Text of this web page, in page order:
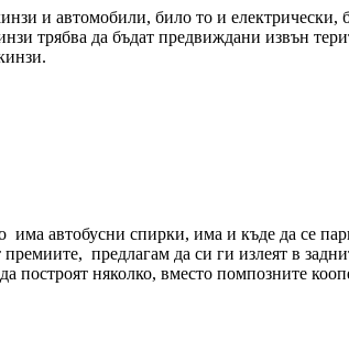
и автомобили, било то и електрически,
трябва да бъдат предвиждани извън
автобусни спирки, има и къде да се
премиите, предлагам да си ги излеят в
няколко, вместо помпозните